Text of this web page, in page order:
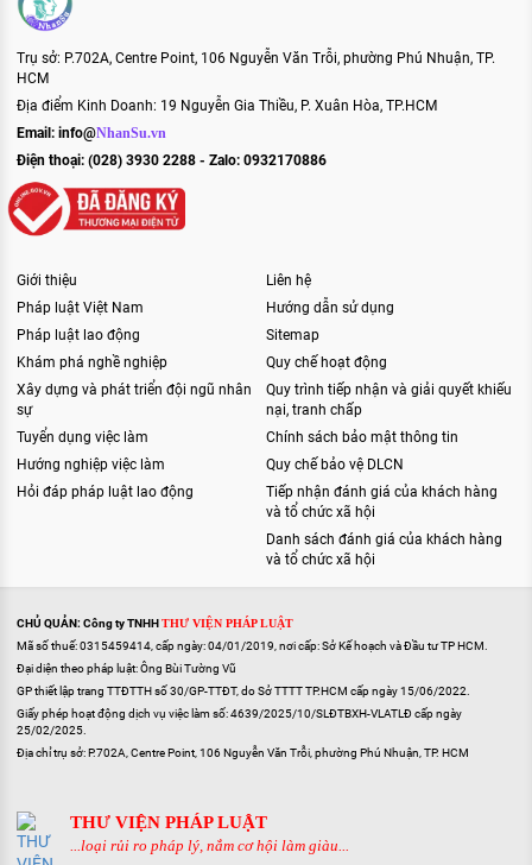
Trụ sở: P.702A, Centre Point, 106 Nguyễn Văn Trỗi, phường Phú Nhuận, TP.
HCM
Địa điểm Kinh Doanh: 19 Nguyễn Gia Thiều, P. Xuân Hòa, TP.HCM
Email: info@NhanSu.vn
Điện thoại: (028) 3930 2288 - Zalo: 0932170886
Giới thiệu
Pháp luật Việt Nam
Pháp luật lao động
Khám phá nghề nghiệp
Xây dựng và phát triển đội ngũ nhân
sự
Tuyển dụng việc làm
Hướng nghiệp việc làm
Hỏi đáp pháp luật lao động
Liên hệ
Hướng dẫn sử dụng
Sitemap
Quy chế hoạt động
Quy trình tiếp nhận và giải quyết khiếu
nại, tranh chấp
Chính sách bảo mật thông tin
Quy chế bảo vệ DLCN
Tiếp nhận đánh giá của khách hàng
và tổ chức xã hội
Danh sách đánh giá của khách hàng
và tổ chức xã hội
CHỦ QUẢN: Công ty TNHHTHƯ VIỆN PHÁP LUẬT
Mã số thuế: 0315459414, cấp ngày: 04/01/2019, nơi cấp: Sở Kế hoạch và Đầu tư TP HCM.
Đại diện theo pháp luật: Ông Bùi Tường Vũ
GP thiết lập trang TTĐTTH số 30/GP-TTĐT, do Sở TTTT TP.HCM cấp ngày 15/06/2022.
Giấy phép hoạt động dịch vụ việc làm số: 4639/2025/10/SLĐTBXH-VLATLĐ cấp ngày
25/02/2025.
Địa chỉ trụ sở: P.702A, Centre Point, 106 Nguyễn Văn Trỗi, phường Phú Nhuận, TP. HCM
THƯ VIỆN PHÁP LUẬT
...loại rủi ro pháp lý, nắm cơ hội làm giàu...